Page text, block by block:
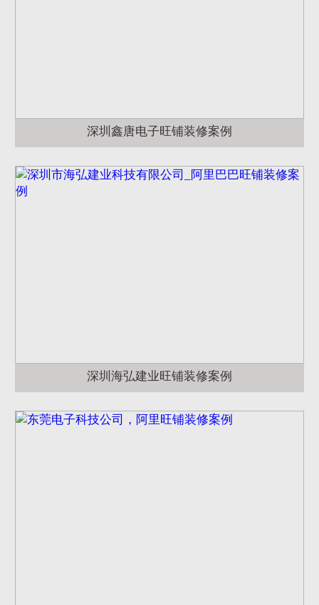
深圳鑫唐电子旺铺装修案例
深圳海弘建业旺铺装修案例